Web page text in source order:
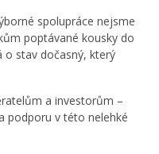
spolupráce nejsme
poptávané kousky do
o stav dočasný, který
a investorům –
podporu v této nelehké